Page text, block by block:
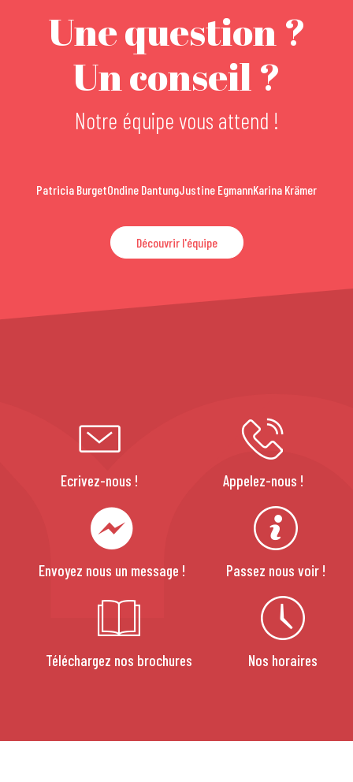
Une question ?
Un conseil ?
Notre équipe vous attend !
Patricia BurgetOndine DantungJustine EgmannKarina Krämer
Découvrir l'équipe
Ecrivez-nous ! Appelez-nous !
Envoyez nous un message ! Passez nous voir !
Téléchargez nos brochures Nos horaires